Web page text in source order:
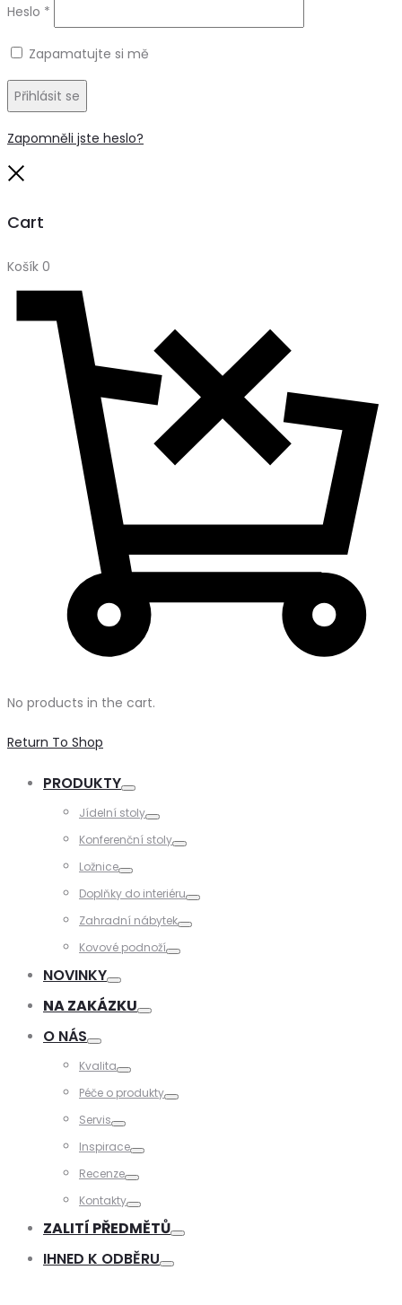
Heslo *
Zapamatujte si mě
Přihlásit se
Zapomněli jste heslo?
Cart
Košík 0
No products in the cart.
Return To Shop
PRODUKTY
Jídelní stoly
Konferenční stoly
Ložnice
Doplňky do interiéru
Zahradní nábytek
Kovové podnoží
NOVINKY
NA ZAKÁZKU
O NÁS
Kvalita
Péče o produkty
Servis
Inspirace
Recenze
Kontakty
Toggle
ZALITÍ PŘEDMĚTŮ
IHNED K ODBĚRU